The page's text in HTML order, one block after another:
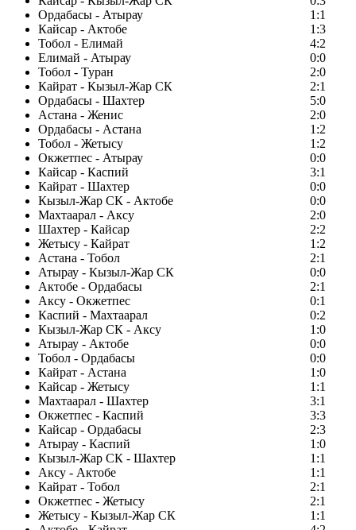
Ордабасы - Атырау
1:1
Кайсар - Актобе
1:3
Тобол - Елимай
4:2
Елимай - Атырау
0:0
Тобол - Туран
2:0
Кайрат - Кызыл-Жар СК
2:1
Ордабасы - Шахтер
5:0
Астана - Женис
2:0
Ордабасы - Астана
1:2
Тобол - Жетысу
1:2
Окжетпес - Атырау
0:0
Кайсар - Каспий
3:1
Кайрат - Шахтер
0:0
Кызыл-Жар СК - Актобе
0:0
Махтаарал - Аксу
2:0
Шахтер - Кайсар
2:2
Жетысу - Кайрат
1:2
Астана - Тобол
2:1
Атырау - Кызыл-Жар СК
0:0
Актобе - Ордабасы
2:1
Аксу - Окжетпес
0:1
Каспий - Махтаарал
0:2
Кызыл-Жар СК - Аксу
1:0
Атырау - Актобе
0:0
Тобол - Ордабасы
0:0
Кайрат - Астана
1:0
Кайсар - Жетысу
1:1
Махтаарал - Шахтер
3:1
Окжетпес - Каспий
3:3
Кайсар - Ордабасы
2:3
Атырау - Каспий
1:0
Кызыл-Жар СК - Шахтер
1:1
Аксу - Актобе
1:1
Кайрат - Тобол
2:1
Окжетпес - Жетысу
2:1
Жетысу - Кызыл-Жар СК
1:1